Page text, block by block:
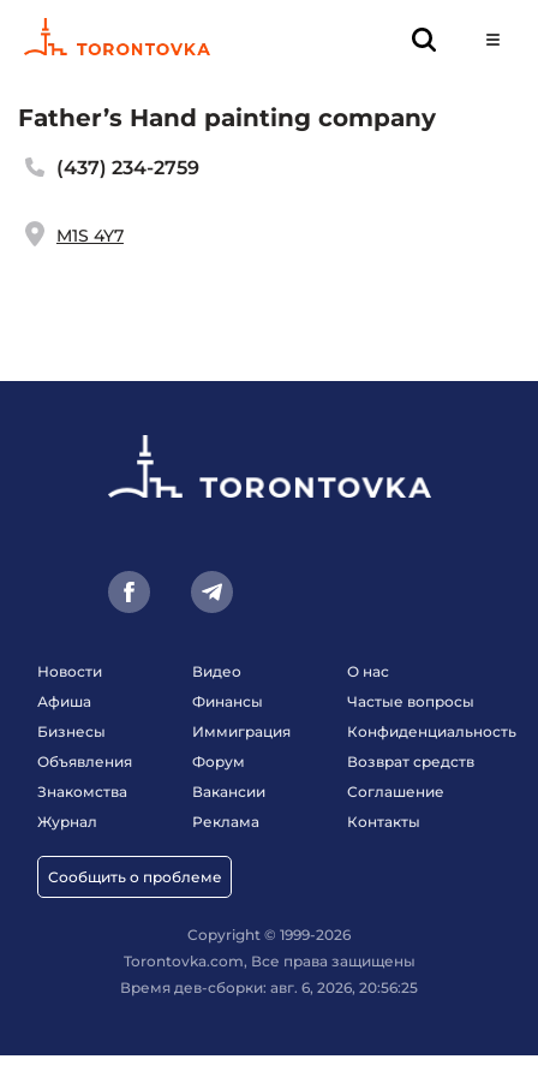
Father’s Hand painting company
(437) 234-2759
M1S 4Y7
Новости
Афиша
Бизнесы
Объявления
Знакомства
Журнал
Сообщить о проблеме
Видео
Финансы
Иммиграция
Форум
Вакансии
Реклама
О нас
Частые вопросы
Конфиденциальность
Возврат средств
Соглашение
Контакты
Copyright © 1999-2026
Torontovka.com, Все права защищены
Время дев-сборки: авг. 6, 2026, 20:56:25